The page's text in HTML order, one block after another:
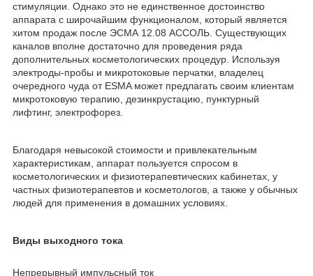
стимуляции. Однако это не единственное достоинство
аппарата с широчайшим функционалом, который является
хитом продаж после ЭСМА 12.08 АССОЛЬ. Существующих
каналов вполне достаточно для проведения ряда
дополнительных косметологических процедур. Используя
электроды-пробы и микротоковые перчатки, владелец
очередного чуда от ESMA может предлагать своим клиентам
микротоковую терапию, дезинкрустацию, пунктурный
лифтинг, электрофорез.
Благодаря невысокой стоимости и привлекательным
характеристикам, аппарат пользуется спросом в
косметологических и физиотерапевтических кабинетах, у
частных физиотерапевтов и косметологов, а также у обычных
людей для применения в домашних условиях.
Виды выходного тока
Непрерывный импульсный ток